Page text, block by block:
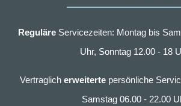
ReguläreServicezeiten: Montag bis
Uhr, Sonntag 12.00 - 18
Vertraglicherweiterte persönliche
Samstag 06.00 - 22.00